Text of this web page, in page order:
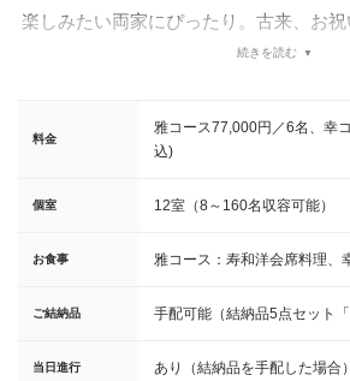
楽しみたい両家にぴったり。古来、お
きた昆布茶や、食後のコーヒー、紅茶が
貸出も可能。セレモニーを晴れやかに
続きを読む
料金
雅コース77,000円／6名、幸
込)
個室 12室（8～160名収容可能）
お食事 雅コース：寿和洋会席料理、
ご結納品 手配可能（結納品5点セット「
当日進行 あり（結納品を手配した場合）